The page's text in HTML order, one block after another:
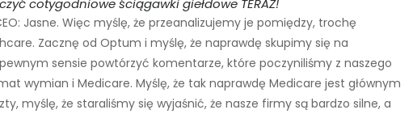
cotygodniowe ściągawki giełdowe TERAZ!
Jasne. Więc myślę, że przeanalizujemy je pomiędzy, trochę
Zacznę od Optum i myślę, że naprawdę skupimy się na
sensie powtórzyć komentarze, które poczyniliśmy z naszego
wymian i Medicare. Myślę, że tak naprawdę Medicare jest głównym
myślę, że staraliśmy się wyjaśnić, że nasze firmy są bardzo silne, a